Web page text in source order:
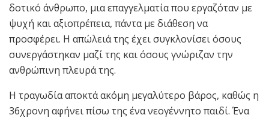
δοτικό άνθρωπο, μια επαγγελματία που εργαζόταν με
ψυχή και αξιοπρέπεια, πάντα με διάθεση να
προσφέρει. Η απώλειά της έχει συγκλονίσει όσους
συνεργάστηκαν μαζί της και όσους γνώριζαν την
ανθρώπινη πλευρά της.
Η τραγωδία αποκτά ακόμη μεγαλύτερο βάρος, καθώς η
36χρονη αφήνει πίσω της ένα νεογέννητο παιδί. Ένα